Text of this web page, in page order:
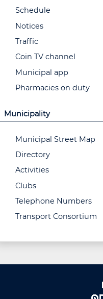
Schedule
Notices
Traffic
Coin TV channel
Municipal app
Pharmacies on duty
Municipality
Municipal Street Map
Directory
Activities
Clubs
Telephone Numbers
Transport Consortium